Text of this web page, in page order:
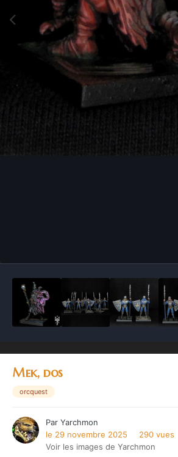
Mek, dos
orcquest
Par Yarchmon
le 29 novembre 2025
290 vues
Voir les images de Yarchmon